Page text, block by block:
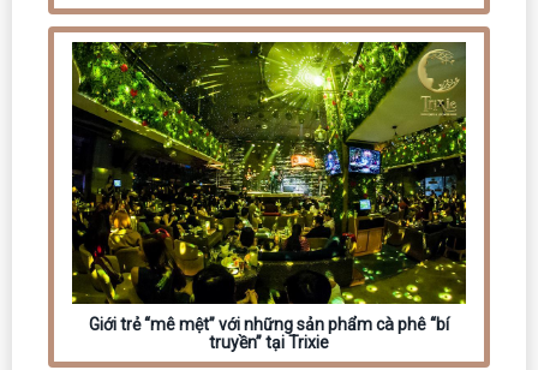
Giới trẻ “mê mệt” với những sản phẩm cà phê “bí
truyền” tại Trixie